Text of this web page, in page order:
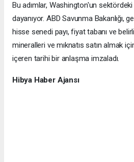
Bu adımlar, Washington'un
dayanıyor. ABD Savunma Bakanlığı,
hisse senedi payı, fiyat tabanı ve
mineralleri ve mıknatıs satın almak
içeren tarihi bir anlaşma imzaladı.
Hibya Haber Ajansı